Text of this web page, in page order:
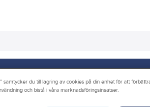
Vanliga frågor
samtycker du till lagring av cookies på din enhet för att
och bistå i våra marknadsföringsinsatser.